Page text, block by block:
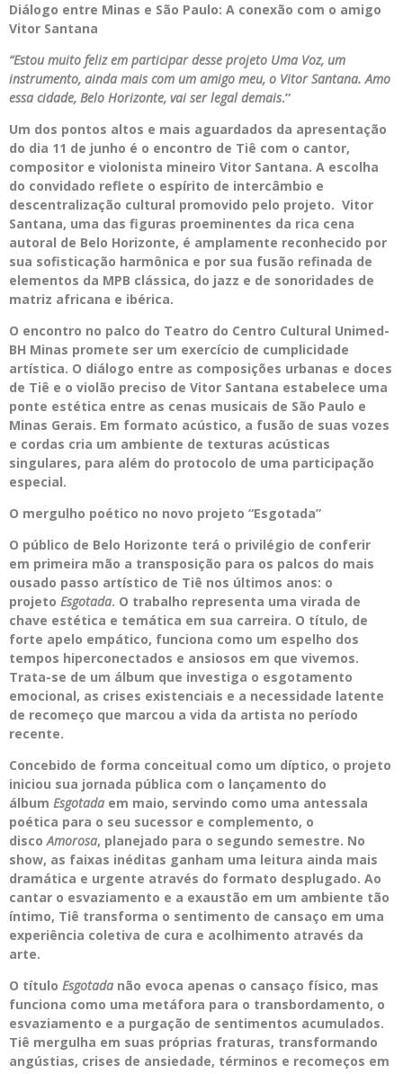
Diálogo entre Minas e São Paulo: A conexão com o amigo
Vitor Santana
“Estou muito feliz em participar desse projeto Uma Voz, um
instrumento, ainda mais com um amigo meu, o Vitor Santana. Amo
essa cidade, Belo Horizonte, vai ser legal demais.”
Um dos pontos altos e mais aguardados da apresentação
do dia 11 de junho é o encontro de Tiê com o cantor,
compositor e violonista mineiro Vitor Santana. A escolha
do convidado reflete o espírito de intercâmbio e
descentralização cultural promovido pelo projeto. Vitor
Santana, uma das figuras proeminentes da rica cena
autoral de Belo Horizonte, é amplamente reconhecido por
sua sofisticação harmônica e por sua fusão refinada de
elementos da MPB clássica, do jazz e de sonoridades de
matriz africana e ibérica.
O encontro no palco do Teatro do Centro Cultural Unimed-
BH Minas promete ser um exercício de cumplicidade
artística. O diálogo entre as composições urbanas e doces
de Tiê e o violão preciso de Vitor Santana estabelece uma
ponte estética entre as cenas musicais de São Paulo e
Minas Gerais. Em formato acústico, a fusão de suas vozes
e cordas cria um ambiente de texturas acústicas
singulares, para além do protocolo de uma participação
especial.
O mergulho poético no novo projeto “Esgotada”
O público de Belo Horizonte terá o privilégio de conferir
em primeira mão a transposição para os palcos do mais
ousado passo artístico de Tiê nos últimos anos: o
projeto Esgotada. O trabalho representa uma virada de
chave estética e temática em sua carreira. O título, de
forte apelo empático, funciona como um espelho dos
tempos hiperconectados e ansiosos em que vivemos.
Trata-se de um álbum que investiga o esgotamento
emocional, as crises existenciais e a necessidade latente
de recomeço que marcou a vida da artista no período
recente.
Concebido de forma conceitual como um díptico, o projeto
iniciou sua jornada pública com o lançamento do
álbum Esgotada em maio, servindo como uma antessala
poética para o seu sucessor e complemento, o
discoAmorosa, planejado para o segundo semestre. No
show, as faixas inéditas ganham uma leitura ainda mais
dramática e urgente através do formato desplugado. Ao
cantar o esvaziamento e a exaustão em um ambiente tão
íntimo, Tiê transforma o sentimento de cansaço em uma
experiência coletiva de cura e acolhimento através da
arte.
O título Esgotada não evoca apenas o cansaço físico, mas
funciona como uma metáfora para o transbordamento, o
esvaziamento e a purgação de sentimentos acumulados.
Tiê mergulha em suas próprias fraturas, transformando
angústias, crises de ansiedade, términos e recomeços em